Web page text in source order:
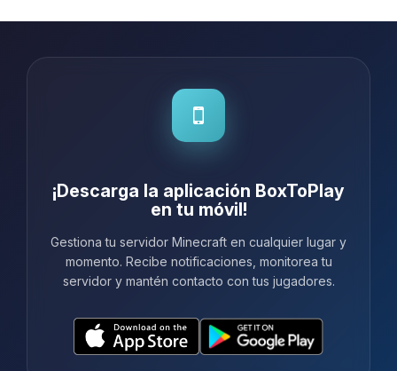
¡Descarga la aplicación BoxToPlay
en tu móvil!
Gestiona tu servidor Minecraft en cualquier lugar y
momento. Recibe notificaciones, monitorea tu
servidor y mantén contacto con tus jugadores.